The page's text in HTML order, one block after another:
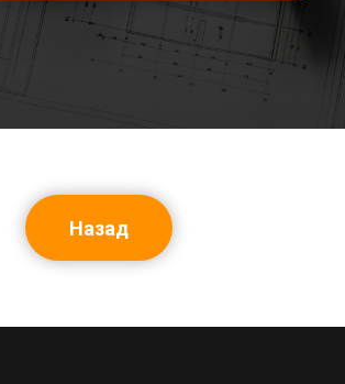
Назад